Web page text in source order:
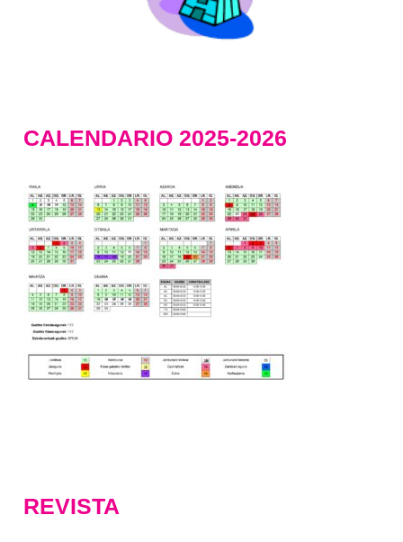
CALENDARIO 2025-2026
REVISTA